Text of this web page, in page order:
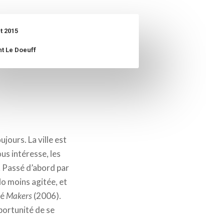
2015
Le Doeuff
La ville est
intéresse, les
d’abord par
moins agitée, et
Makers(2006).
de se